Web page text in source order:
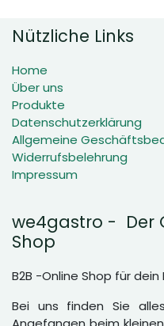
Nützliche Links
Home
Über uns
Produkte
Datenschutzerklärung
Allgemeine
Widerrufsbelehrung
Impressum
we4gastro - Der
Shop
B2B -Online Shop für dein
Bei uns finden Sie